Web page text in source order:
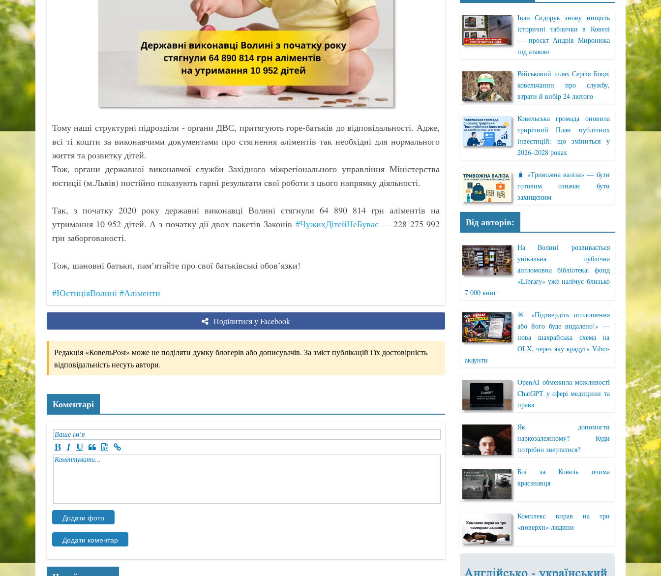
Тому наші структурні підрозділи - органи ДВС, притягують горе-батьків до відповідальності. Адже,
всі ті кошти за виконавчими документами про стягнення аліментів так необхідні для нормального
життя та розвитку дітей.
Тож, органи державної виконавчої служби Західного міжрегіонального управління Міністерства
юстиції (м.Львів) постійно показують гарні результати свої роботи з цього напрямку діяльності.
Так, з початку 2020 року державні виконавці Волині стягнули 64 890 814 грн аліментів на
утримання 10 952 дітей. А з початку дії двох пакетів Законів #ЧужихДітейНеБуває— 228 275 992
грн заборгованості.
Тож, шановні батьки, пам’ятайте про свої батьківські обов’язки!
#ЮстиціяВолині #Аліменти
Поділитися у Facebook
Редакція «КовельPost» може не поділяти думку блогерів або дописувачів. За зміст публікацій і їх достовірність
відповідальність несуть автори.
Коментарі
Іван Сидорук знову нищить
історичні таблички в Ковелі
— проєкт Андрія Миронюка
під атакою
Військовий шлях Сергія Боця:
ковельчанин про службу,
втрати й вибір 24 лютого
Ковельська громада оновила
трирічний План публічних
інвестицій: що зміниться у
2026–2028 роках
🧳 «Тривожна валіза» — бути
готовим означає бути
захищеним
Від авторів:
На Волині розвивається
унікальна публічна
англомовна бібліотека: фонд
«Library» уже налічує близько
7 000 книг
🚨 «Підтвердіть оголошення
або його буде видалено!» —
нова шахрайська схема на
OLX, через яку крадуть Viber-
акаунти
OpenAI обмежила можливості
ChatGPT у сфері медицини та
права
Як допомогти
наркозалежному? Куди
потрібно звертатися?
Бої за Ковель очима
краєзнавця
Комплекс вправ на три
«поверхи» людини